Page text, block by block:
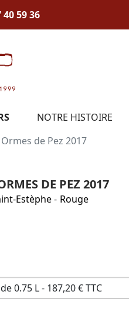
40 59 36
NOTRE HISTOIRE
de Pez 2017
DE PEZ 2017
Estèphe- Rouge